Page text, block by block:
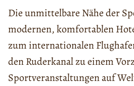
Die unmittelbare Nähe der
modernen, komfortablen
zum internationalen
den Ruderkanal zu einem
Sportveranstaltungen auf